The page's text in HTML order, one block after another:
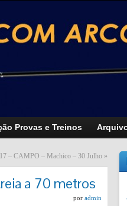
Provas e Treinos
– CAMPO – Machico – 30 Julho »
a 70 metros
por admin